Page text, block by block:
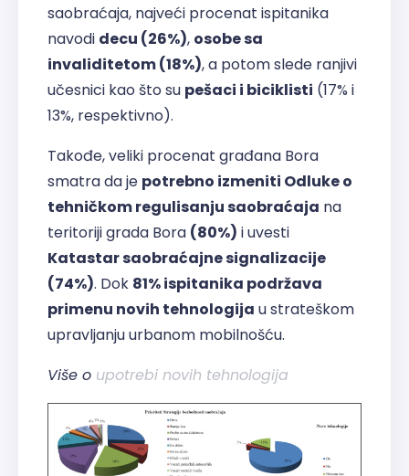
saobraćaja, najveći procenat ispitanika
navodi decu (26%), osobe sa
invaliditetom (18%), a potom slede ranjivi
učesnici kao što su pešaci i biciklisti (17% i
13%, respektivno).
Takođe, veliki procenat građana Bora
smatra da je potrebno izmeniti Odluke o
tehničkom regulisanju saobraćaja na
teritoriji grada Bora (80%) i uvesti
Katastar saobraćajne signalizacije
(74%). Dok 81% ispitanika podržava
primenu novih tehnologija u strateškom
upravljanju urbanom mobilnošću.
Više o upotrebi novih tehnologija